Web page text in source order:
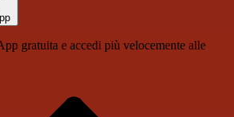
gratuita e accedi più velocemente alle